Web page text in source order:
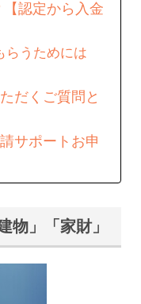
認定から入金
らうためには
だくご質問と
サポートお申
物」「家財」